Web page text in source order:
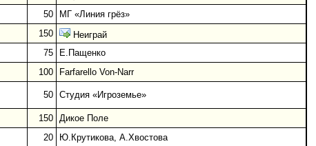
50 МГ «Линия грёз»
150 Неиграй
75 Е.Пащенко
100 Farfarello Von-Narr
50 Студия «Игроземье»
150 Дикое Поле
20 Ю.Крутикова, А.Хвостова